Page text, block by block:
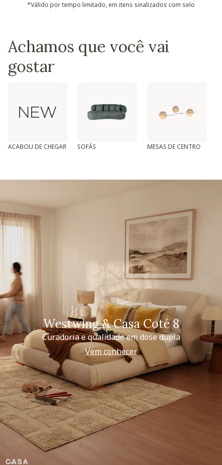
*Válido por tempo limitado, em itens sinalizados com selo
Achamos que você vai
gostar
ACABOU DE CHEGAR SOFÁS MESAS DE CENTRO
Westwing & Casa Coté 8
Curadoria e qualidade em dose dupla
Vem conhecer